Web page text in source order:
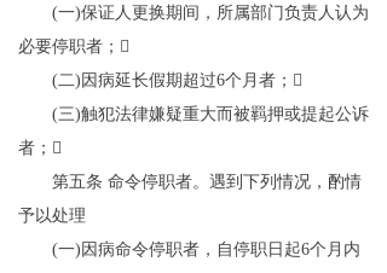
(一)保证人更换期间，所属部门负责人认为
必要停职者； 
(二) 因病延长假期超过6个月者； 
(三)触犯法律嫌疑重大而被羁押或提起公诉
者； 
第五条 命令停职者。遇到下列情况，酌情
予以处理
(一) 因病命令停职者，自停职日起6个月内